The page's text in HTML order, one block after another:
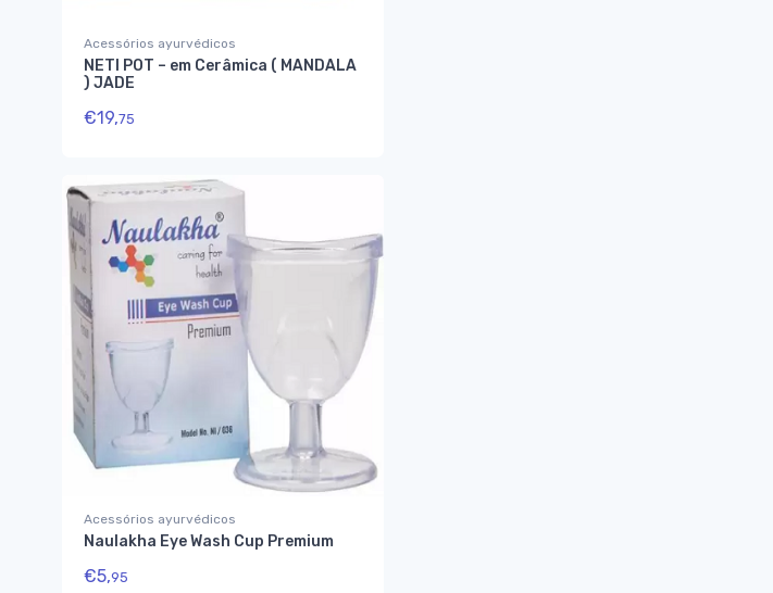
Acessórios ayurvédicos
NETI POT – em Cerâmica ( MANDALA
) JADE
€19,75
Acessórios ayurvédicos
Naulakha Eye Wash Cup Premium
€5,95